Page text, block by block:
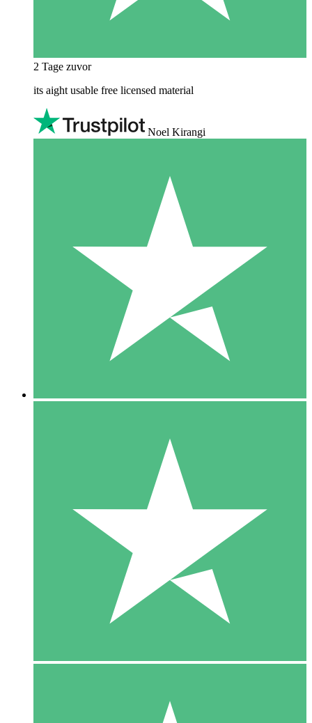
2 Tage zuvor
its aight usable free licensed material
Noel Kirangi